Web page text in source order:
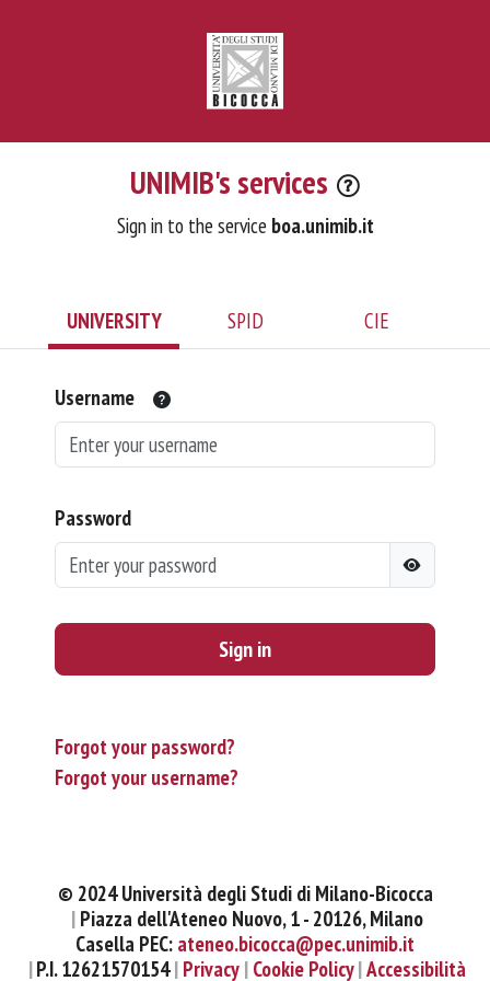
UNIMIB's services
Sign in to the service boa.unimib.it
UNIVERSITY SPID CIE
Username
Password
Sign in
Forgot your password?
Forgot your username?
© 2024 Università degli Studi di Milano-Bicocca
Piazza dell'Ateneo Nuovo, 1 - 20126, Milano
Casella PEC: ateneo.bicocca@pec.unimib.it
P.I. 12621570154 Privacy Cookie Policy Accessibilità